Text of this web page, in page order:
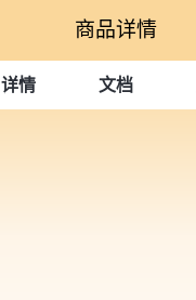
商品详情
详情 文档